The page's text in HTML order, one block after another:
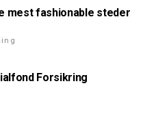
mest fashionable steder
Forsikring